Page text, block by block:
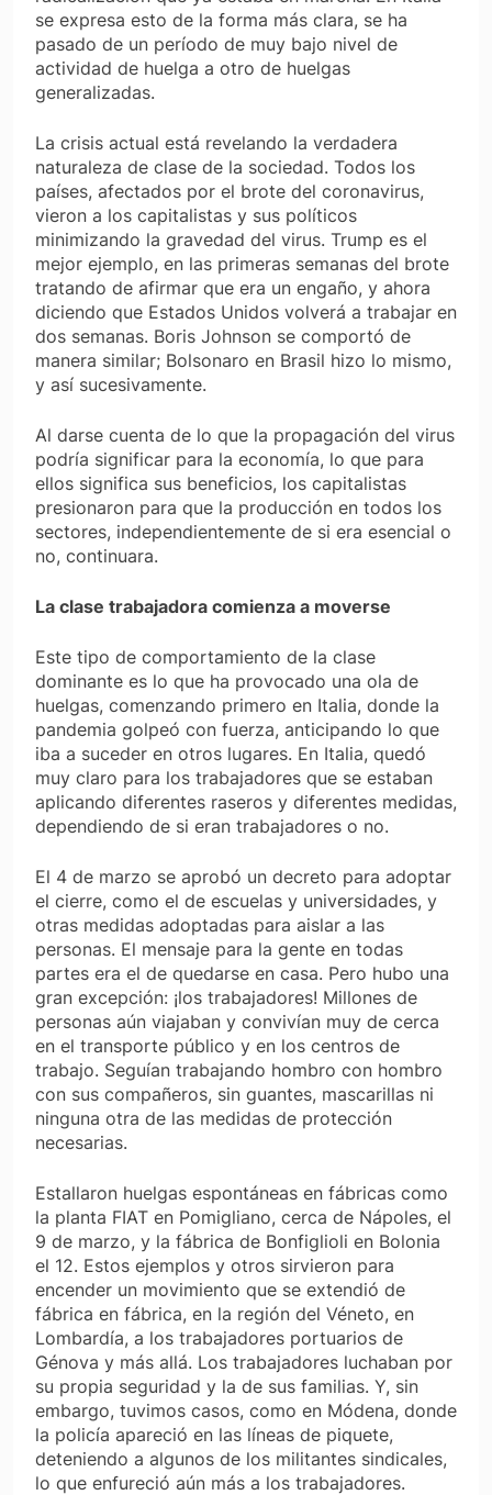
se expresa esto de la forma más clara, se ha
pasado de un período de muy bajo nivel de
actividad de huelga a otro de huelgas
generalizadas.
La crisis actual está revelando la verdadera
naturaleza de clase de la sociedad. Todos los
países, afectados por el brote del coronavirus,
vieron a los capitalistas y sus políticos
minimizando la gravedad del virus. Trump es el
mejor ejemplo, en las primeras semanas del brote
tratando de afirmar que era un engaño, y ahora
diciendo que Estados Unidos volverá a trabajar en
dos semanas. Boris Johnson se comportó de
manera similar; Bolsonaro en Brasil hizo lo mismo,
y así sucesivamente.
Al darse cuenta de lo que la propagación del virus
podría significar para la economía, lo que para
ellos significa sus beneficios, los capitalistas
presionaron para que la producción en todos los
sectores, independientemente de si era esencial o
no, continuara.
La clase trabajadora comienza a moverse
Este tipo de comportamiento de la clase
dominante es lo que ha provocado una ola de
huelgas, comenzando primero en Italia, donde la
pandemia golpeó con fuerza, anticipando lo que
iba a suceder en otros lugares. En Italia, quedó
muy claro para los trabajadores que se estaban
aplicando diferentes raseros y diferentes medidas,
dependiendo de si eran trabajadores o no.
El 4 de marzo se aprobó un decreto para adoptar
el cierre, como el de escuelas y universidades, y
otras medidas adoptadas para aislar a las
personas. El mensaje para la gente en todas
partes era el de quedarse en casa. Pero hubo una
gran excepción: ¡los trabajadores! Millones de
personas aún viajaban y convivían muy de cerca
en el transporte público y en los centros de
trabajo. Seguían trabajando hombro con hombro
con sus compañeros, sin guantes, mascarillas ni
ninguna otra de las medidas de protección
necesarias.
Estallaron huelgas espontáneas en fábricas como
la planta FIAT en Pomigliano, cerca de Nápoles, el
9 de marzo, y la fábrica de Bonfiglioli en Bolonia
el 12. Estos ejemplos y otros sirvieron para
encender un movimiento que se extendió de
fábrica en fábrica, en la región del Véneto, en
Lombardía, a los trabajadores portuarios de
Génova y más allá. Los trabajadores luchaban por
su propia seguridad y la de sus familias. Y, sin
embargo, tuvimos casos, como en Módena, donde
la policía apareció en las líneas de piquete,
deteniendo a algunos de los militantes sindicales,
lo que enfureció aún más a los trabajadores.